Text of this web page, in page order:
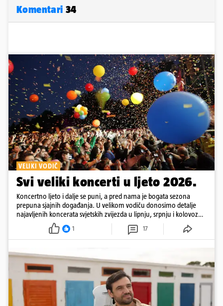
Komentari 34
VELIKI VODIČ
Svi veliki koncerti u ljeto 2026.
Koncertno ljeto i dalje se puni, a pred nama je bogata sezona
prepuna sjajnih događanja. U velikom vodiču donosimo detalje
najavljenih koncerata svjetskih zvijezda u lipnju, srpnju i kolovozu
2026. godine.
1 17